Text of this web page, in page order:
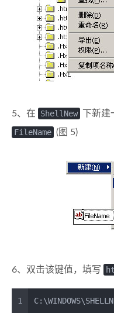
5、在 ShellNew
下新
FileName (图 5)
6、双击该键值，填写
1